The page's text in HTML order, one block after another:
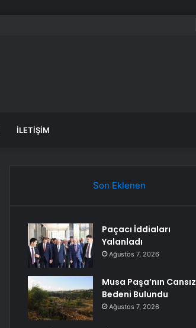
İLETIŞIM
Son Eklenen
Paçacı İddiaları
Yalanladı
Ağustos 7, 2026
Musa Paşa’nın Cansız
Bedeni Bulundu
Ağustos 7, 2026